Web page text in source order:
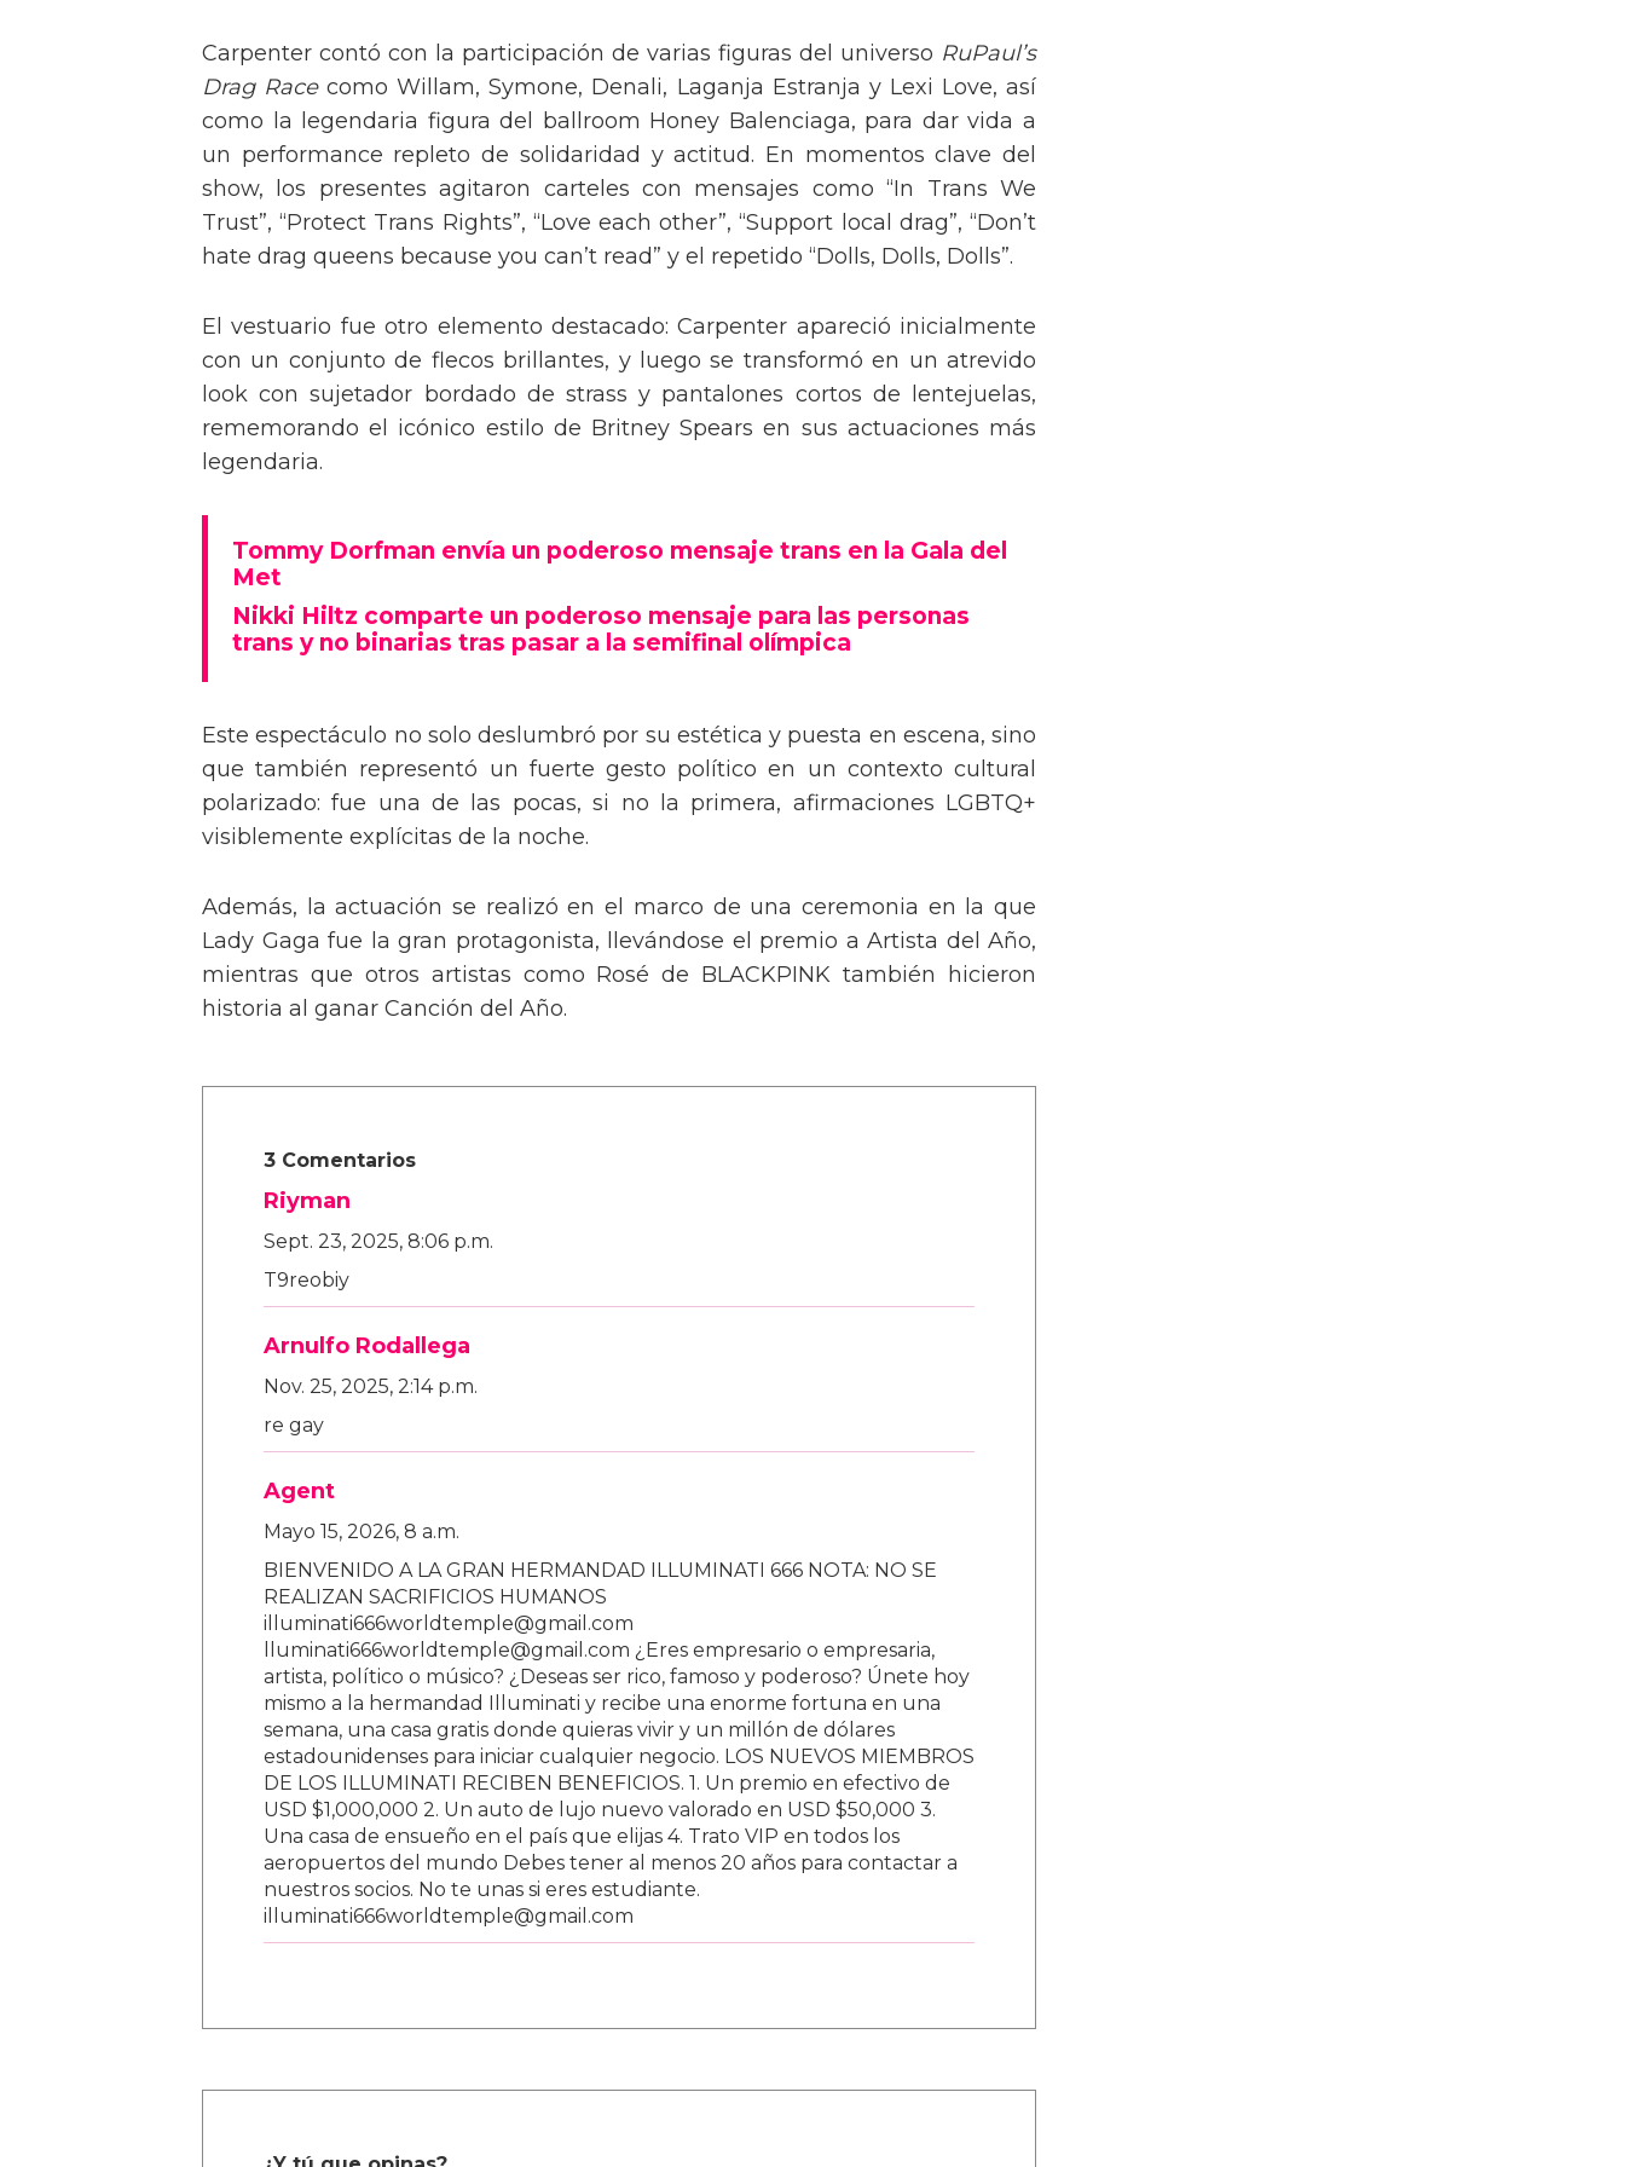
Carpenter contó con la participación de varias figuras del universo RuPaul’s
Drag Racecomo Willam, Symone, Denali, Laganja Estranja y Lexi Love, así
como la legendaria figura del ballroom Honey Balenciaga, para dar vida a
un performance repleto de solidaridad y actitud. En momentos clave del
show, los presentes agitaron carteles con mensajes como “In Trans We
Trust”, “Protect Trans Rights”, “Love each other”, “Support local drag”, “Don’t
hate drag queens because you can’t read” y el repetido “Dolls, Dolls, Dolls”.
El vestuario fue otro elemento destacado: Carpenter apareció inicialmente
con un conjunto de flecos brillantes, y luego se transformó en un atrevido
look con sujetador bordado de strass y pantalones cortos de lentejuelas,
rememorando el icónico estilo de Britney Spears en sus actuaciones más
legendaria.
Tommy Dorfman envía un poderoso mensaje trans en la Gala del
Met
Nikki Hiltz comparte un poderoso mensaje para las personas
trans y no binarias tras pasar a la semifinal olímpica
Este espectáculo no solo deslumbró por su estética y puesta en escena, sino
que también representó un fuerte gesto político en un contexto cultural
polarizado: fue una de las pocas, si no la primera, afirmaciones LGBTQ+
visiblemente explícitas de la noche.
Además, la actuación se realizó en el marco de una ceremonia en la que
Lady Gaga fue la gran protagonista, llevándose el premio a Artista del Año,
mientras que otros artistas como Rosé de BLACKPINK también hicieron
historia al ganar Canción del Año.
3 Comentarios
Riyman
Sept. 23, 2025, 8:06 p.m.
T9reobiy
Arnulfo Rodallega
Nov. 25, 2025, 2:14 p.m.
re gay
Agent
Mayo 15, 2026, 8 a.m.
BIENVENIDO A LA GRAN HERMANDAD ILLUMINATI 666 NOTA: NO SE
REALIZAN SACRIFICIOS HUMANOS
illuminati666worldtemple@gmail.com
lluminati666worldtemple@gmail.com ¿Eres empresario o empresaria,
artista, político o músico? ¿Deseas ser rico, famoso y poderoso? Únete hoy
mismo a la hermandad Illuminati y recibe una enorme fortuna en una
semana, una casa gratis donde quieras vivir y un millón de dólares
estadounidenses para iniciar cualquier negocio. LOS NUEVOS MIEMBROS
DE LOS ILLUMINATI RECIBEN BENEFICIOS. 1. Un premio en efectivo de
USD $1,000,000 2. Un auto de lujo nuevo valorado en USD $50,000 3.
Una casa de ensueño en el país que elijas 4. Trato VIP en todos los
aeropuertos del mundo Debes tener al menos 20 años para contactar a
nuestros socios. No te unas si eres estudiante.
illuminati666worldtemple@gmail.com